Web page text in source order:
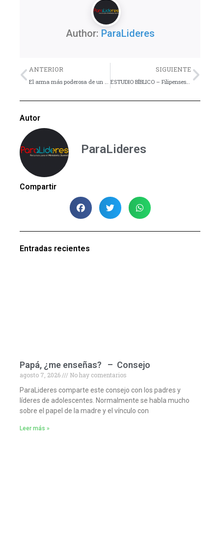
Author: ParaLideres
Previo
ANTERIOR SIGUIENTE
ESTUDIO BÍBLICO – Filipenses – Esquema y Lección 1
Autor
ParaLideres
Compartir
Entradas recientes
Papá, ¿me enseñas? – Consejo
agosto 7, 2026
No hay comentarios
ParaLideres comparte este consejo con los padres y
líderes de adolescentes. Normalmente se habla mucho
sobre el papel de la madre y el vínculo con
Leer más »